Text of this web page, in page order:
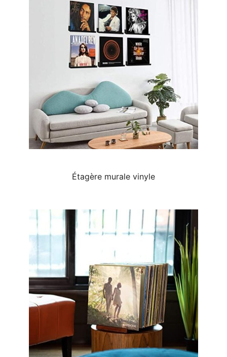
Étagère murale vinyle